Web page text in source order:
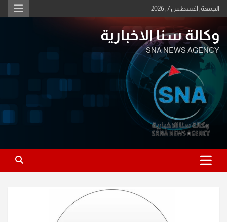
Skip
to
الجمعة, أغسطس 7, 2026
وكالة سنا الاخبارية
SNA NEWS AGENCY